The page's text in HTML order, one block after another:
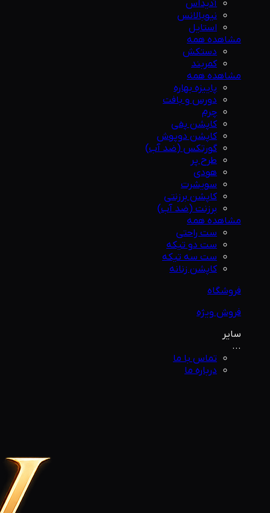
آدیداس
نیوبالانس
استایل
مشاهده همه
دستکش
کمربند
مشاهده همه
پاییزه بهاره
دورس و بافت
چرم
کاپشن پفی
کاپشن دوپوش
گورتکس (ضد آب)
طرح پر
هودی
سویشرت
کاپشن برزنتی
برزنت (ضد آب)
مشاهده همه
ست راحتی
ست دو تیکه
ست سه تیکه
کاپشن زنانه
فروشگاه
فروش ویژه
سایر
...
تماس با ما
درباره ما